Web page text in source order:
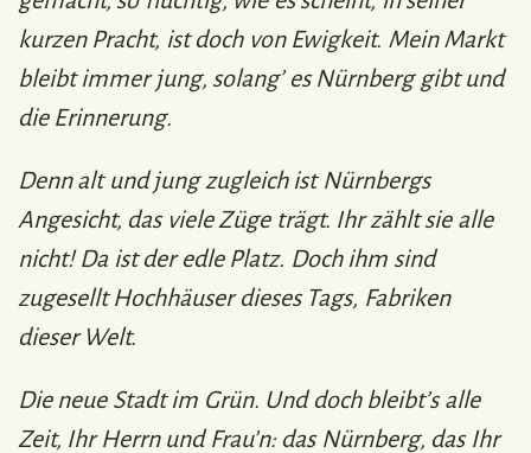
kurzen Pracht, ist doch von Ewigkeit. Mein Markt
bleibt immer jung, solang’ es Nürnberg gibt und
die Erinnerung.
Denn alt und jung zugleich ist Nürnbergs
Angesicht, das viele Züge trägt. Ihr zählt sie alle
nicht! Da ist der edle Platz. Doch ihm sind
zugesellt Hochhäuser dieses Tags, Fabriken
dieser Welt.
Die neue Stadt im Grün. Und doch bleibt’s alle
Zeit, Ihr Herrn und Frau’n: das Nürnberg, das Ihr